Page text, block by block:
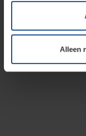
van deze pagina's
soorten cookies is
toestemming kunt u
wijzigen of herroepen.
Alleen